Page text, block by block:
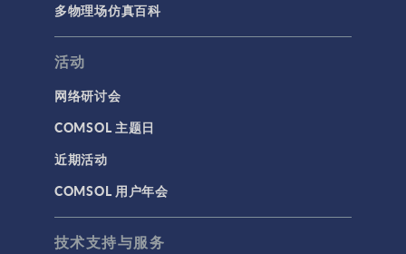
多物理场仿真百科
活动
网络研讨会
COMSOL 主题日
近期活动
COMSOL 用户年会
技术支持与服务